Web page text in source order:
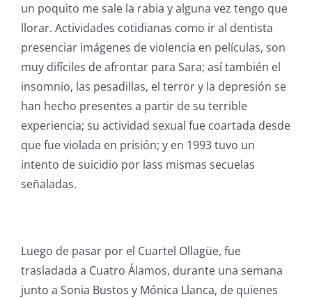
un poquito me sale la rabia y alguna vez tengo que
llorar. Actividades cotidianas como ir al dentista
presenciar imágenes de violencia en películas, son
muy difíciles de afrontar para Sara; así también el
insomnio, las pesadillas, el terror y la depresión se
han hecho presentes a partir de su terrible
experiencia; su actividad sexual fue coartada desde
que fue violada en prisión; y en 1993 tuvo un
intento de suicidio por lass mismas secuelas
señaladas.
Luego de pasar por el Cuartel Ollagüe, fue
trasladada a Cuatro Álamos, durante una semana
junto a Sonia Bustos y Mónica Llanca, de quienes